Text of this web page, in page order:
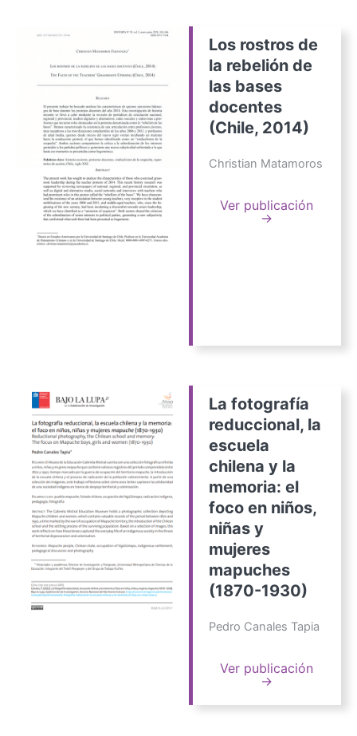
Los rostros de
la rebelión de
las bases
docentes
(Chile, 2014)
Christian Matamoros
Ver publicación
→
La fotografía
reduccional, la
escuela
chilena y la
memoria: el
foco en niños,
niñas y
mujeres
mapuches
(1870-1930)
Pedro Canales Tapia
Ver publicación
→